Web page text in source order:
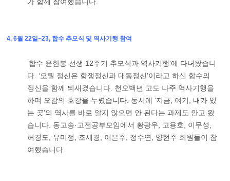
4. 6월 22일~23, 합수 추모식 및 역사기행 참여
‘합수 윤한봉 선생 12주기 추모식과 역사기행’에 다녀왔습니
다. ‘오월 정신은 항쟁정신과 대동정신’이라고 하신 합수의
정신을 함께 되새겼습니다. 천오백년 고도 나주 역사기행을
하며 오감의 호강을 누렸습니다. 동시에 ‘지금, 여기, 내가 있
는 곳’의 역사를 바로 알지 않으면 안 된다는 과제도 안고 왔
습니다. 동고송·고전공부모임에서 황광우, 고용호, 이무성,
허경도, 유미정, 조세경, 이은주, 정수연, 양현주 회원들이 참
여했습니다.